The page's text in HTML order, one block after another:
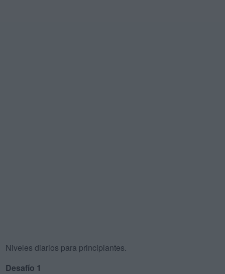
Niveles diarios para principiantes.
Desafío 1